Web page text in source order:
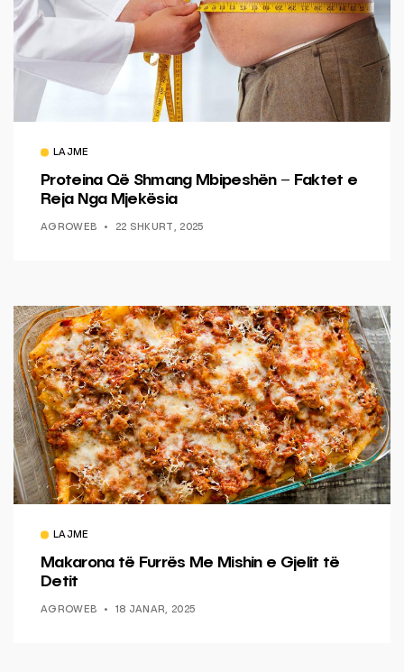
LAJME
Proteina Që Shmang Mbipeshën – Faktet e
Reja Nga Mjekësia
AGROWEB 22 SHKURT, 2025
LAJME
Makarona të Furrës Me Mishin e Gjelit të
Detit
AGROWEB 18 JANAR, 2025